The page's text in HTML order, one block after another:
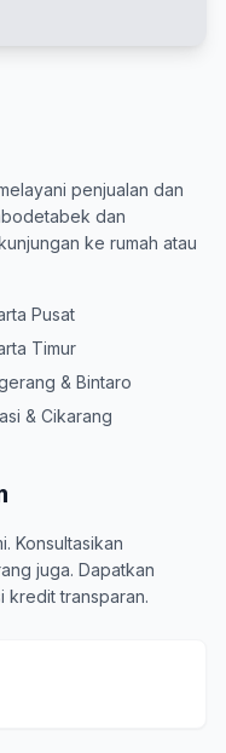
penjualan dan
dan
ke rumah atau
Pusat
Timur
& Bintaro
& Cikarang
Konsultasikan
juga. Dapatkan
kredit transparan.